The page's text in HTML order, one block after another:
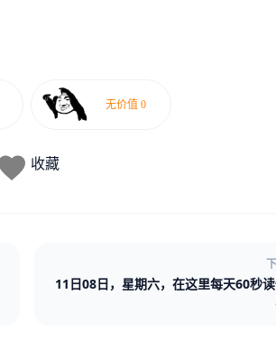
收藏
11日08日，星期六，在这里每天60秒